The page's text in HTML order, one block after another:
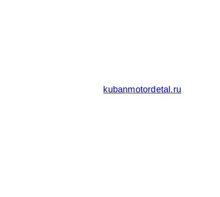
kubanmotordetal.ru